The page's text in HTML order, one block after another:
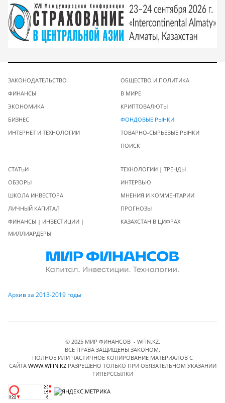
ЗАКОНОДАТЕЛЬСТВО
ФИНАНСЫ
ЭКОНОМИКА
БИЗНЕС
ИНТЕРНЕТ И ТЕХНОЛОГИИ
ОБЩЕСТВО И ПОЛИТИКА
В МИРЕ
КРИПТОВАЛЮТЫ
ФОНДОВЫЕ РЫНКИ
ТОВАРНО-СЫРЬЕВЫЕ РЫНКИ
ПОИСК
СТАТЬИ
ОБЗОРЫ
ШКОЛА ИНВЕСТОРА
ЛИЧНЫЙ КАПИТАЛ
ФИНАНСЫ | ИНВЕСТИЦИИ |
МИЛЛИАРДЕРЫ
ТЕХНОЛОГИИ | ТРЕНДЫ
ИНТЕРВЬЮ
МНЕНИЯ И КОММЕНТАРИИ
ПРОГНОЗЫ
КАЗАХСТАН В ЦИФРАХ
Архив за 2013-2019 годы
© 2025 МИР ФИНАНСОВ - WFIN.KZ.
ВСЕ ПРАВА ЗАЩИЩЕНЫ ЗАКОНОМ.
ПОЛНОЕ ИЛИ ЧАСТИЧНОЕ КОПИРОВАНИЕ МАТЕРИАЛОВ C
САЙТА WWW.WFIN.KZРАЗРЕШЕНО ТОЛЬКО ПРИ ОБЯЗАТЕЛЬНОМ УКАЗАНИИ
ГИПЕРССЫЛКИ